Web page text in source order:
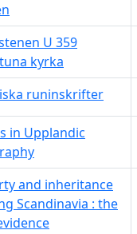
U 359
kyrka
runinskrifter
in Upplandic
and inheritance
Scandinavia : the